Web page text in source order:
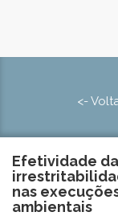
<-
Efetividade
nas
ambientais